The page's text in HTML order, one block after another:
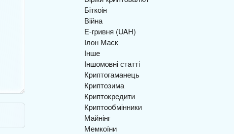
Біткоін
Війна
Е-гривня (UAH)
Ілон Маск
Інше
Іншомовні статті
Криптогаманець
Криптозима
Криптокредити
Криптообмінники
Майнінг
Мемкоїни